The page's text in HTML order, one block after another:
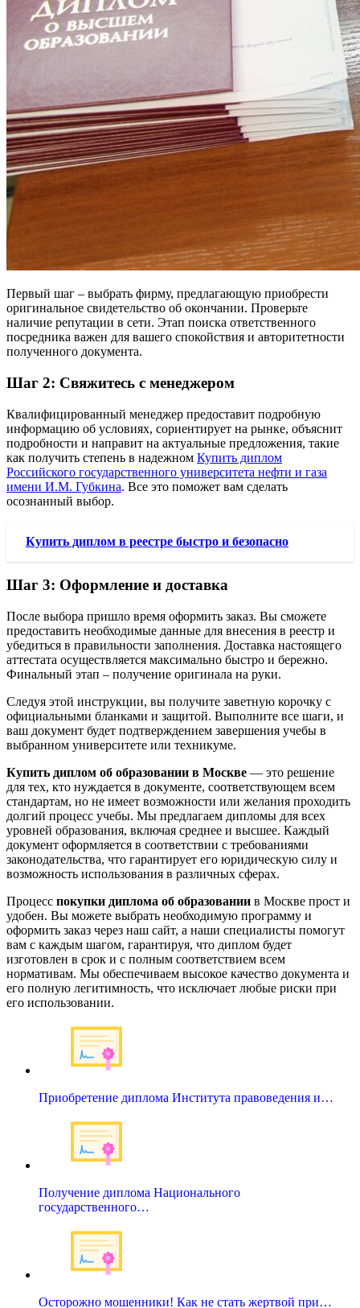
Первый шаг – выбрать фирму, предлагающую приобрести
оригинальное свидетельство об окончании. Проверьте
наличие репутации в сети. Этап поиска ответственного
посредника важен для вашего спокойствия и авторитетности
полученного документа.
Шаг 2: Свяжитесь с менеджером
Квалифицированный менеджер предоставит подробную
информацию об условиях, сориентирует на рынке, объяснит
подробности и направит на актуальные предложения, такие
как получить степень в надежном Купить диплом
Российского государственного университета нефти и газа
имени И.М. Губкина. Все это поможет вам сделать
осознанный выбор.
Купить диплом в реестре быстро и безопасно
Шаг 3: Оформление и доставка
После выбора пришло время оформить заказ. Вы сможете
предоставить необходимые данные для внесения в реестр и
убедиться в правильности заполнения. Доставка настоящего
аттестата осуществляется максимально быстро и бережно.
Финальный этап – получение оригинала на руки.
Следуя этой инструкции, вы получите заветную корочку с
официальными бланками и защитой. Выполните все шаги, и
ваш документ будет подтверждением завершения учебы в
выбранном университете или техникуме.
Купить диплом об образовании в Москве — это решение
для тех, кто нуждается в документе, соответствующем всем
стандартам, но не имеет возможности или желания проходить
долгий процесс учебы. Мы предлагаем дипломы для всех
уровней образования, включая среднее и высшее. Каждый
документ оформляется в соответствии с требованиями
законодательства, что гарантирует его юридическую силу и
возможность использования в различных сферах.
Процесс покупки диплома об образовании в Москве прост и
удобен. Вы можете выбрать необходимую программу и
оформить заказ через наш сайт, а наши специалисты помогут
вам с каждым шагом, гарантируя, что диплом будет
изготовлен в срок и с полным соответствием всем
нормативам. Мы обеспечиваем высокое качество документа и
его полную легитимность, что исключает любые риски при
его использовании.
Приобретение диплома Института правоведения и…
Получение диплома Национального
государственного…
Осторожно мошенники! Как не стать жертвой при…